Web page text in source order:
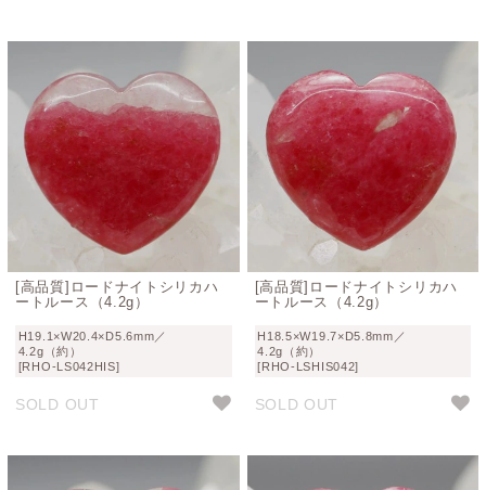
[高品質]ロードナイトシリカハ
ートルース（4.2g）
H19.1×W20.4×D5.6mm／
4.2g（約）
[RHO-LS042HIS]
SOLD OUT
[高品質]ロードナイトシリカハ
ートルース（4.2g）
H18.5×W19.7×D5.8mm／
4.2g（約）
[RHO-LSHIS042]
SOLD OUT